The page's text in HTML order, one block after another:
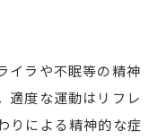
イラや不眠等の精神
適度な運動はリフレ
りによる精神的な症